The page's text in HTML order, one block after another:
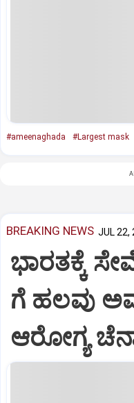
#ameenaghada #Largest mask
BREAKING NEWS JUL 22,
ಭಾರತಕ್ಕೆ
ಗೆ ಹಲವು
ಆರೋಗ್ಯ